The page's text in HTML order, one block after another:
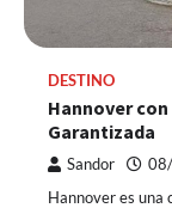
DESTINO
Hannover
Garantizada
Sandor
Hannover es una